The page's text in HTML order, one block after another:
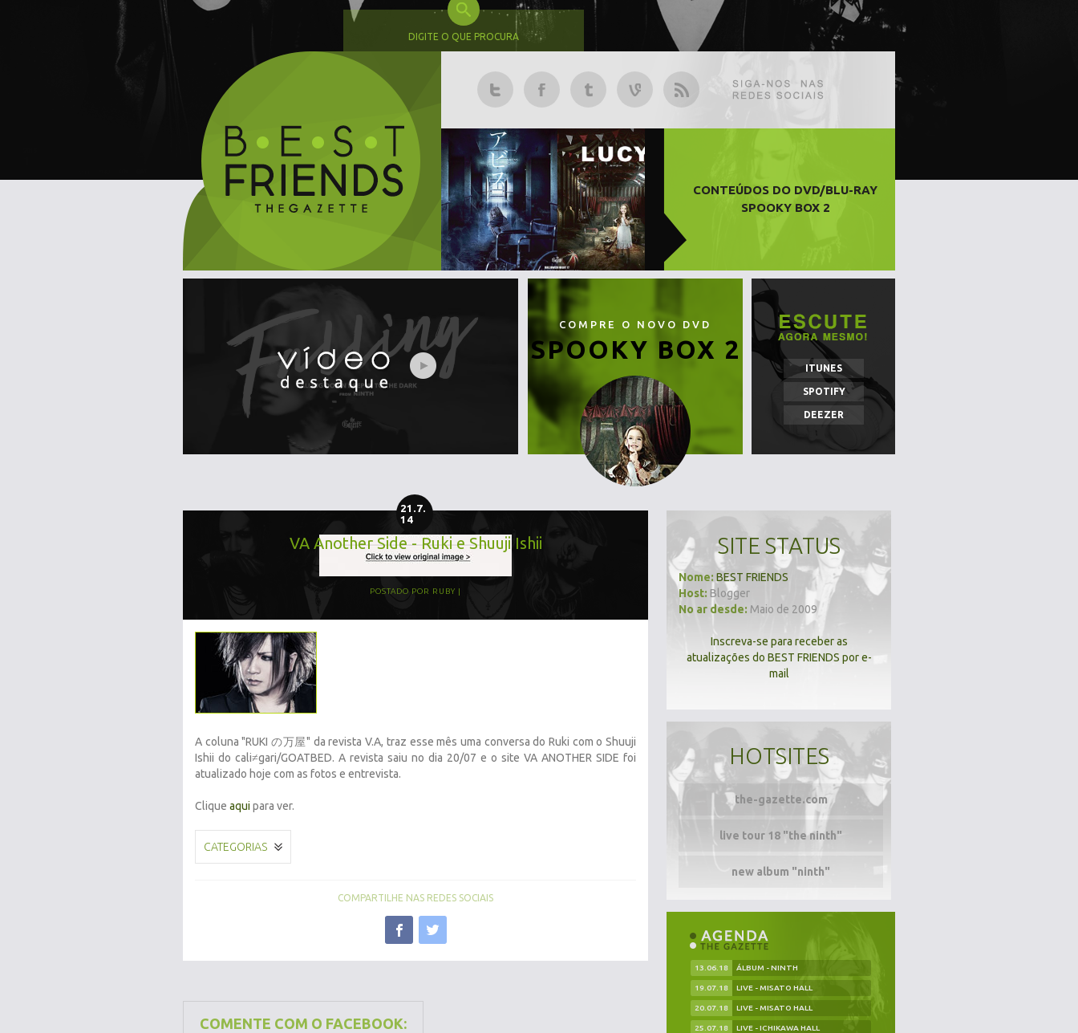
DIGITE O QUE PROCURA
CONTEÚDOS DO DVD/BLU-RAY
SPOOKY BOX 2
COMPRE O NOVO DVD
SPOOKY BOX 2
ITUNES
SPOTIFY
DEEZER
21.7.
14
VA Another Side - Ruki e Shuuji Ishii
POSTADO POR RUBY
A coluna "RUKI の万屋" da revista V.A, traz esse mês uma conversa do Ruki com o Shuuji
Ishii do cali≠gari/GOATBED. A revista saiu no dia 20/07 e o site VA ANOTHER SIDE foi
atualizado hoje com as fotos e entrevista.
Clique aqui para ver.
CATEGORIAS
COMPARTILHE NAS REDES SOCIAIS
COMENTE COM O FACEBOOK:
SITE STATUS
Nome: BEST FRIENDS
Host: Blogger
No ar desde: Maio de 2009
Inscreva-se para receber as
atualizações do BEST FRIENDS por e-
mail
HOTSITES
the-gazette.com
live tour 18 "the ninth"
new album "ninth"
13.06.18 ÁLBUM - NINTH
19.07.18 LIVE - MISATO HALL
20.07.18 LIVE - MISATO HALL
25.07.18 LIVE - ICHIKAWA HALL